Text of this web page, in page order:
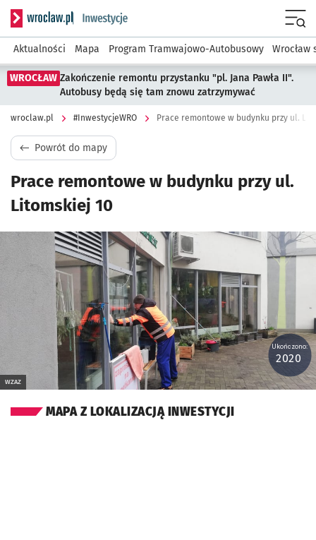
Serwis informacyjny wroclaw.pl podserwis:
Aktualności Mapa Program Tramwajowo-Autobusowy Wrocław
WROCŁAW Zakończenie remontu przystanku "pl. Jana Pawła II".
Autobusy będą się tam znowu zatrzymywać
wroclaw.pl #InwestycjeWRO Prace remontowe w budynku przy ul.
Powrót do mapy
Prace remontowe w budynku przy ul.
Litomskiej 10
Kliknij, aby powiększyć
WZAZ
Ukończono:
2020
MAPA Z LOKALIZACJĄ INWESTYCJI